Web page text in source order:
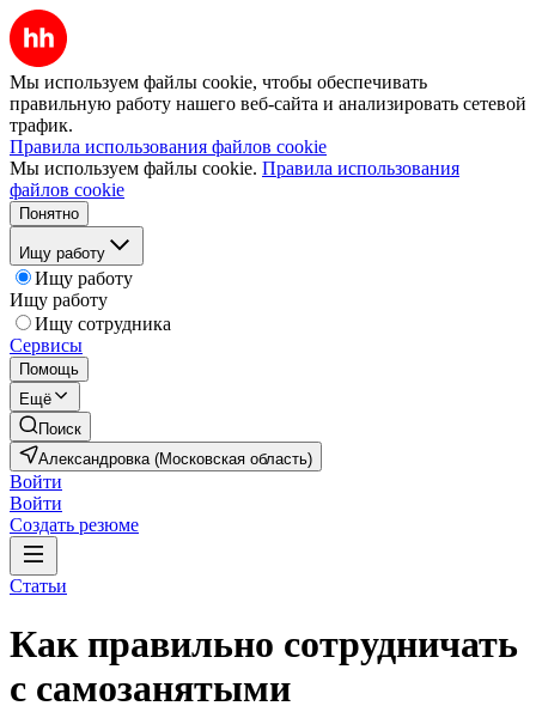
Мы используем файлы cookie, чтобы обеспечивать
правильную работу нашего веб-сайта и анализировать сетевой
трафик.
Правила использования файлов cookie
Мы используем файлы cookie. Правила использования
файлов cookie
Понятно
Ищу работу
Ищу работу
Ищу работу
Ищу сотрудника
Сервисы
Помощь
Ещё
Поиск
Александровка (Московская область)
Войти
Войти
Создать резюме
Статьи
Как правильно сотрудничать
с самозанятыми